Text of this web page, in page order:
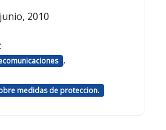
2010
,
medidas de proteccion.